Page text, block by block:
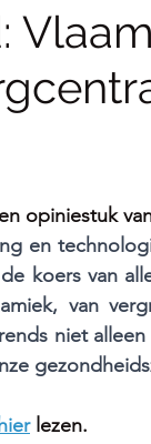
opiniestuk
en
koers van
van
niet
hier lezen.